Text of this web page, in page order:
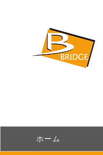
ホーム